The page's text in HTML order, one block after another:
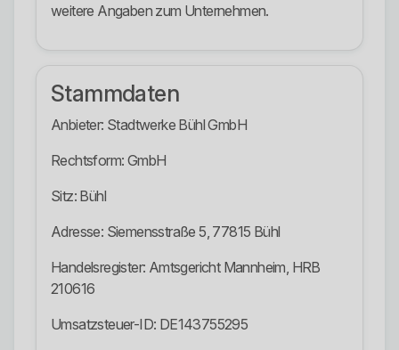
weitere Angaben zum Unternehmen.
Stammdaten
Anbieter: Stadtwerke Bühl GmbH
Rechtsform: GmbH
Sitz: Bühl
Adresse: Siemensstraße 5, 77815 Bühl
Handelsregister: Amtsgericht Mannheim, HRB
210616
Umsatzsteuer-ID: DE143755295